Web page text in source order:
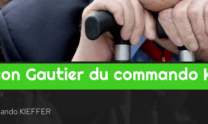
Gautier du commando
KIEFFER